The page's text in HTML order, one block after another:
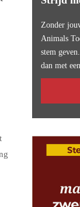
Zonder
Animals
stem
dan met